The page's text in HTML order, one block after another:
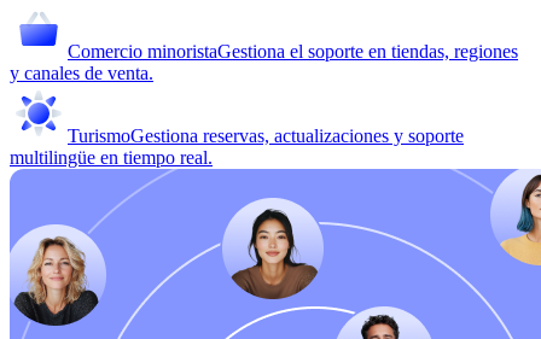
Comercio minoristaGestiona el soporte en tiendas, regiones
y canales de venta.
TurismoGestiona reservas, actualizaciones y soporte
multilingüe en tiempo real.